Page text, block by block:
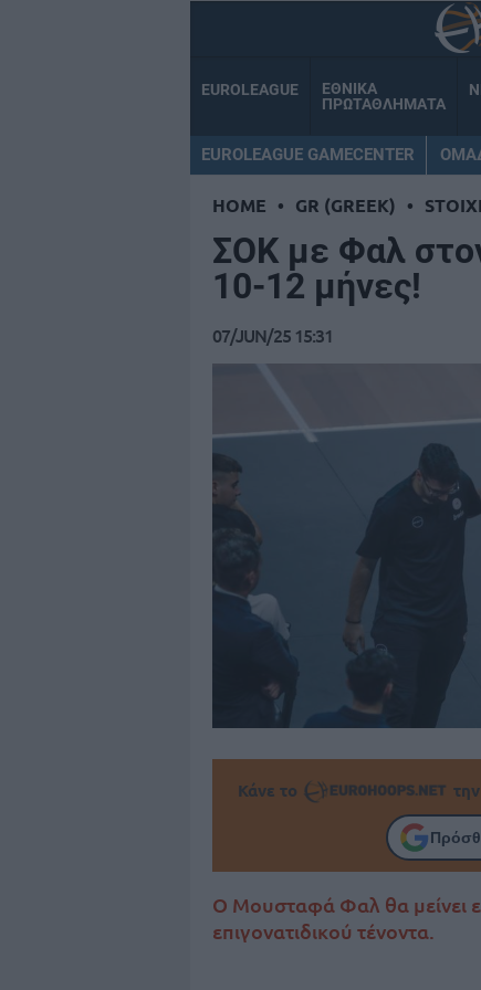
EUROLEAGUE
ΕΘΝΙΚΑ
ΠΡΩΤΑΘΛΗΜΑΤΑ
EUROLEAGUE GAMECENTER
HOME • GR (GREEK) •
ΣΟΚ με Φαλ
10-12 μήνες!
07/JUN/25 15:31
Κάνε το
Ο Μουσταφά Φαλ θα μείνει
επιγονατιδικού τένοντα.